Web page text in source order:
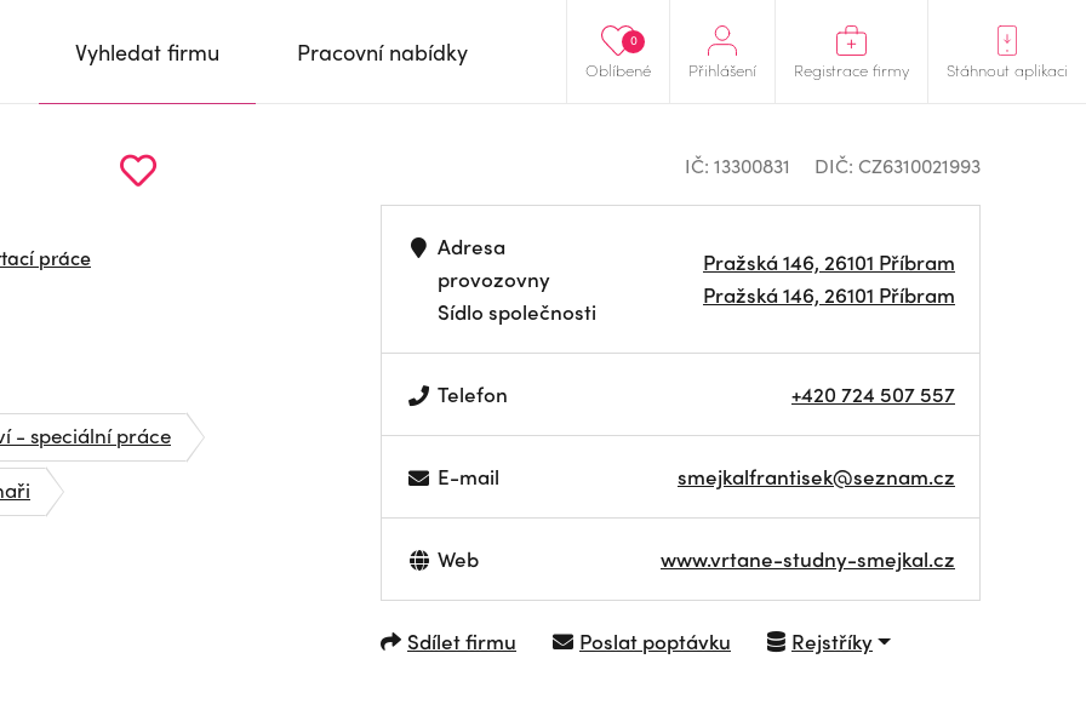
Oblíbené
0
Přihlášení Registrace firmy Stáhnout aplikaci
Vyhledat firmu Pracovní nabídky
práce
- speciální práce
IČ: 13300831 DIČ: CZ6310021993
Adresa
provozovny
Sídlo společnosti
Pražská 146, 26101 Příbram
Pražská 146, 26101 Příbram
Telefon +420 724 507 557
E-mail smejkalfrantisek@seznam.cz
Web www.vrtane-studny-smejkal.cz
Sdílet firmu Poslat poptávku Rejstříky